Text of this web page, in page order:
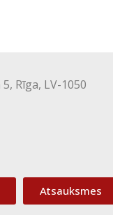
Rīga, LV-1050
Atsauksmes